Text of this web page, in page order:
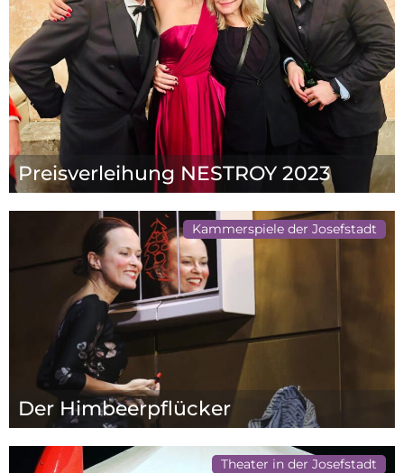
Preisverleihung NESTROY 2023
Kammerspiele der Josefstadt
Der Himbeerpflücker
Theater in der Josefstadt